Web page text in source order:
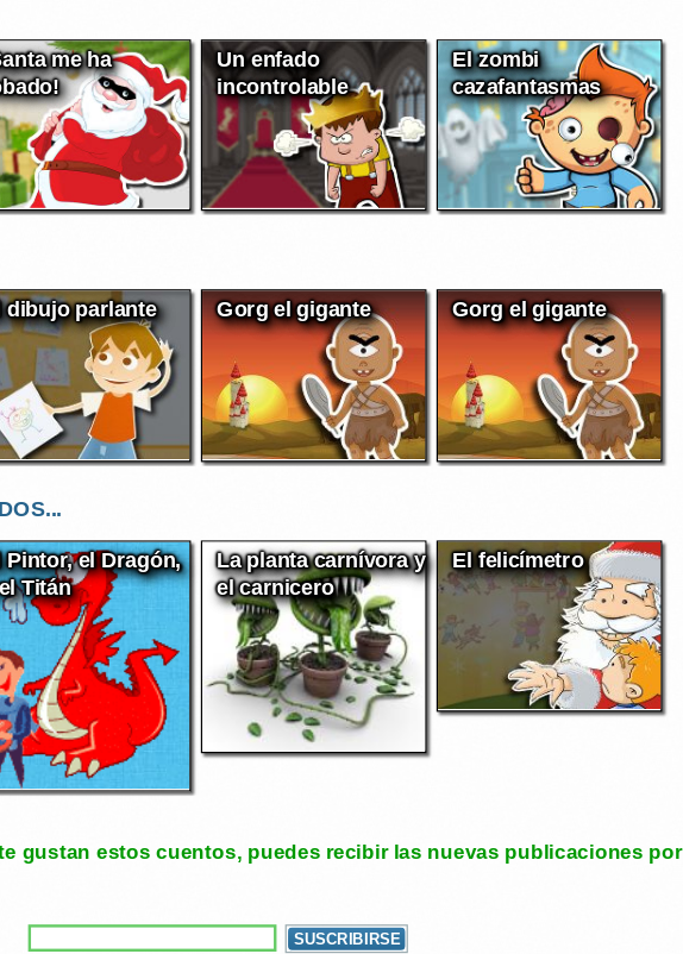
me ha
Un enfado
incontrolable
El zombi
cazafantasmas
dibujo parlante Gorg el gigante Gorg el gigante
Pintor, el Dragón,
Titán
La planta carnívora y
el carnicero
El felicímetro
gustan estos cuentos, puedes recibir las nuevas publicaciones por